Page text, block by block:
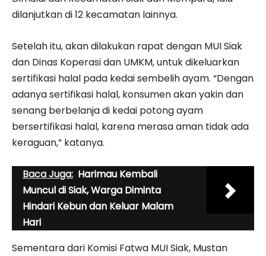
dilanjutkan di 12 kecamatan lainnya.
Setelah itu, akan dilakukan rapat dengan MUI Siak
dan Dinas Koperasi dan UMKM, untuk dikeluarkan
sertifikasi halal pada kedai sembelih ayam. “Dengan
adanya sertifikasi halal, konsumen akan yakin dan
senang berbelanja di kedai potong ayam
bersertifikasi halal, karena merasa aman tidak ada
keraguan,” katanya.
Baca Juga: Harimau Kembali
Muncul di Siak, Warga Diminta
Hindari Kebun dan Keluar Malam
Hari
Sementara dari Komisi Fatwa MUI Siak, Mustan